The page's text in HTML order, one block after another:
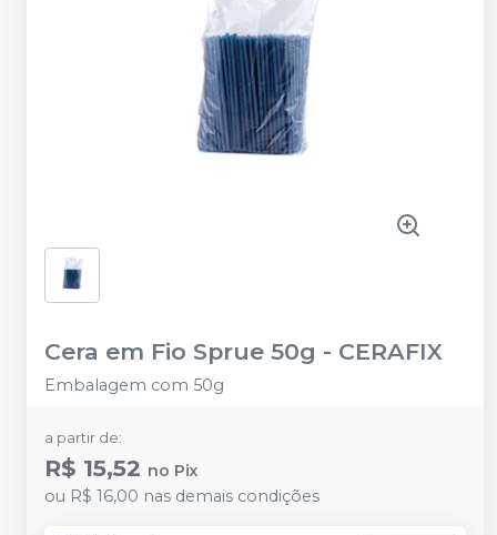
Cera em Fio Sprue 50g - CERAFIX
Embalagem com 50g
a partir de:
R$ 15,52 no Pix
ou R$ 16,00 nas demais condições